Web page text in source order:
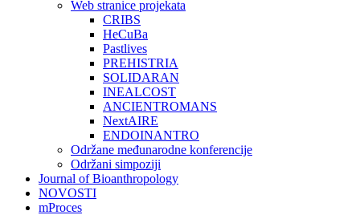
Web stranice projekata
CRIBS
HeCuBa
Pastlives
PREHISTRIA
SOLIDARAN
INEALCOST
ANCIENTROMANS
NextAIRE
ENDOINANTRO
Održane međunarodne konferencije
Održani simpoziji
Journal of Bioanthropology
NOVOSTI
mProces